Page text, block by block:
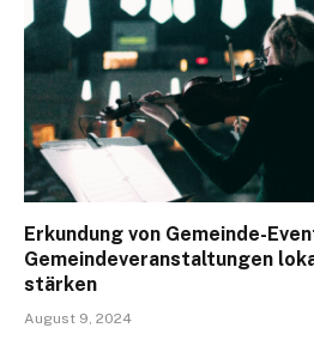
Erkundung von Gemeinde-
Gemeindeveranstaltungen
stärken
August 9, 2024